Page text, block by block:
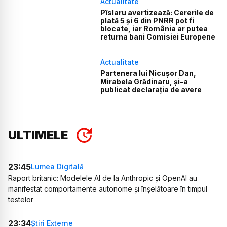
Pîslaru avertizează: Cererile de
plată 5 și 6 din PNRR pot fi
blocate, iar România ar putea
returna bani Comisiei Europene
Actualitate
Partenera lui Nicușor Dan,
Mirabela Grădinaru, și-a
publicat declarația de avere
ULTIMELE
23:45Lumea Digitală
Raport britanic: Modelele AI de la Anthropic și OpenAI au
manifestat comportamente autonome și înșelătoare în timpul
testelor
23:34Știri Externe